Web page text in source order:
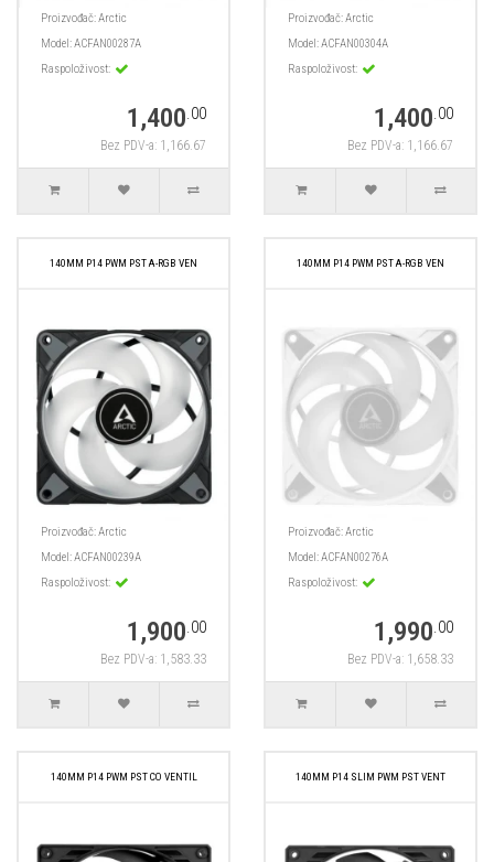
Proizvođač:Arctic
Model:ACFAN00287A
Raspoloživost:
1,400.00
Bez PDV-a: 1,166.67
Proizvođač:Arctic
Model:ACFAN00304A
Raspoloživost:
1,400.00
Bez PDV-a: 1,166.67
140MM P14 PWM PST A-RGB VEN
Proizvođač:Arctic
Model:ACFAN00239A
Raspoloživost:
1,900.00
Bez PDV-a: 1,583.33
140MM P14 PWM PST A-RGB VEN
Proizvođač:Arctic
Model:ACFAN00276A
Raspoloživost:
1,990.00
Bez PDV-a: 1,658.33
140MM P14 PWM PST CO VENTIL 140MM P14 SLIM PWM PST VENT